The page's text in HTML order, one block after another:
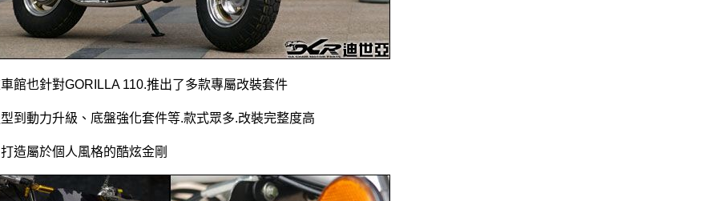
館也針對GORILLA 110.推出了多款專屬改裝套件
到動力升級、底盤強化套件等.款式眾多.改裝完整度高
造屬於個人風格的酷炫金剛